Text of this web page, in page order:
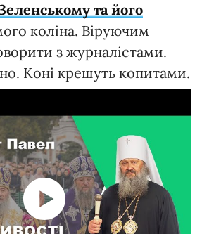
та його
коліна. Віруючим
з журналістами.
Коні крешуть копитами.